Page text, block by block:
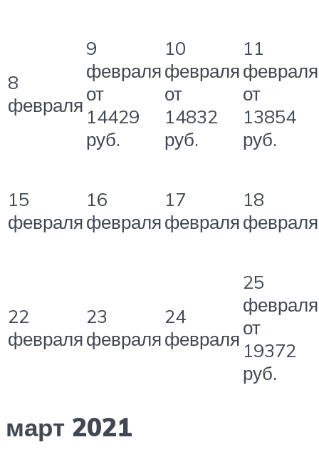
8
февраля
9
февраля
от
14429
руб.
10
февраля
от
14832
руб.
11
февраля
от
13854
руб.
15
февраля
16
февраля
17
февраля
18
февраля
22
февраля
23
февраля
24
февраля
25
февраля
от
19372
руб.
март 2021